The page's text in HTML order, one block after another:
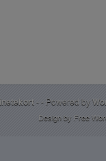
- - Powered by
Design by Free